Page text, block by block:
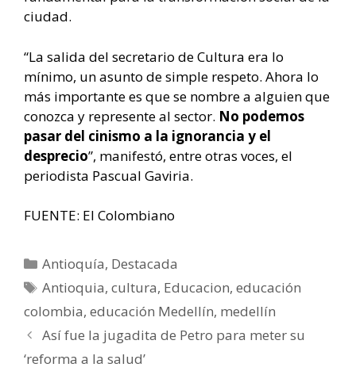
ciudad.
“La salida del secretario de Cultura era lo
mínimo, un asunto de simple respeto. Ahora lo
más importante es que se nombre a alguien que
conozca y represente al sector. No podemos
pasar del cinismo a la ignorancia y el
desprecio”, manifestó, entre otras voces, el
periodista Pascual Gaviria.
FUENTE: El Colombiano
Categorías
Antioquía, Destacada
Etiquetas
Antioquia,cultura, Educacion,educación
colombia, educación Medellín, medellín
Navegación
de
Así fue la jugadita de Petro para meter su
‘reforma a la salud’